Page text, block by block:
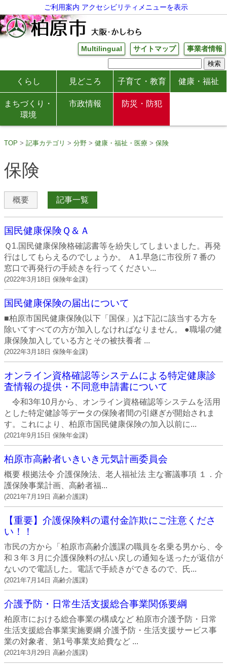
ご利用案内 アクセシビリティメニューを表示
Multilingual サイトマップ 事業者情報
くらし 見どころ 子育て・教育 健康・福祉
まちづくり・
環境
市政情報 防災・防犯
TOP 記事カテゴリ 分野 健康・福祉・医療 保険
保険
概要 記事一覧
国民健康保険Ｑ＆Ａ
Ｑ1.国民健康保険格確認書等を紛失してしまいました。再発
行はしてもらえるのでしょうか。 Ａ1.早急に市役所７番の
窓口で再発行の手続きを行ってください...
(2022年3月18日 保険年金課)
国民健康保険の届出について
■柏原市国民健康保険(以下「国保」)は下記に該当する方を
除いてすべての方が加入しなければなりません。 ●職場の健
康保険加入している方とその被扶養者 ...
(2022年3月18日 保険年金課)
オンライン資格確認等システムによる特定健康診
査情報の提供・不同意申請書について
令和3年10月から、オンライン資格確認等システムを活用
とした特定健診等データの保険者間の引継ぎが開始されま
す。これにより、柏原市国民健康保険の加入以前に...
(2021年9月15日 保険年金課)
柏原市高齢者いきいき元気計画委員会
概要 根拠法令 介護保険法、老人福祉法 主な審議事項 １．介
護保険事業計画、高齢者福...
(2021年7月19日 高齢介護課)
【重要】介護保険料の還付金詐欺にご注意くださ
い！！
市民の方から「柏原市高齢介護課の職員を名乗る男から、令
和３年３月に介護保険料の払い戻しの通知を送ったが返信が
ないので電話した。電話で手続きができるので、氏...
(2021年7月14日 高齢介護課)
介護予防・日常生活支援総合事業関係要綱
柏原市における総合事業の構成など 柏原市介護予防・日常
生活支援総合事業実施要綱 介護予防・生活支援サービス事
業の対象者、第1号事業支給費など ...
(2021年3月29日 高齢介護課)